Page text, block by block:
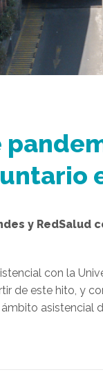
y
con la
de este hito,
asistencial